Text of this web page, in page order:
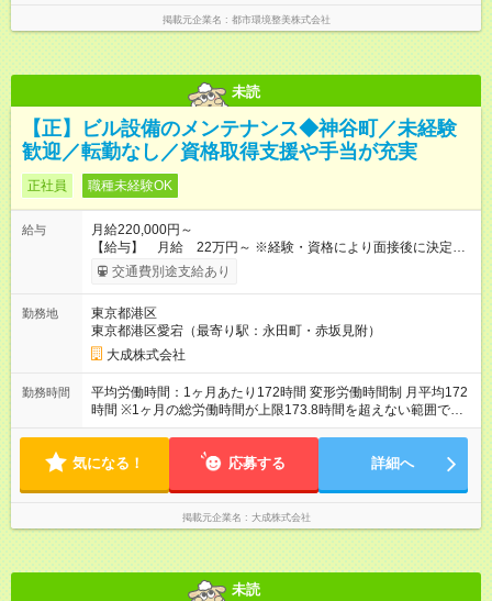
掲載元企業名 都市環境整美株式会社
未読
【正】ビル設備のメンテナンス◆神谷町／未経験
歓迎／転勤なし／資格取得支援や手当が充実
正社員 職種未経験OK
給与
月給220,000円～
【給与】 月給 22万円～ ※経験・資格により面接後に決定
【通勤費】 月額上限5万円 ※実費支給 （一番合理的なルート
での支給となります） 【給与振込】月末締め、翌月20日支払い
給与は本採用時と同じです。
交通費別途支給あり
勤務地
東京都港区
東京都港区愛宕（最寄り駅：永田町・赤坂見附）
大成株式会社
勤務時間
平均労働時間：1ヶ月あたり172時間 変形労働時間制 月平均172
時間 ※1ヶ月の総労働時間が上限173.8時間を超えない範囲であ
れば、法定労働時間である1日8時間を超えての勤務が可能とな
ト制 日勤：9：00～18：00（休憩1時間） 宿直：9：00～翌9：
時間 変形労働時間制 月平均172時間 ※1ヶ月の総労働時間が上限
173.8時間を超えない範囲であれば、法定労働時間である1日8時
間を超えての勤務が可能となる制度。 ※時間外手当は別途支給
気になる！ 応募する 詳細へ
掲載元企業名 大成株式会社
未読